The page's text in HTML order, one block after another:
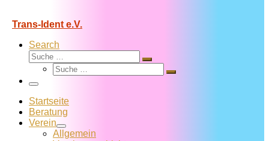
Trans-Ident e.V.
Search
Suche
Suche
Suche
Suche
Menü
Startseite
Beratung
Verein
Allgemein